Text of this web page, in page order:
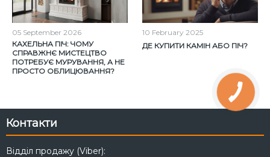
05 September 2026
КАХЕЛЬНА ПІЧ: ЧОМУ
СПРАВЖНЄ МИСТЕЦТВО
ПОТРЕБУЄ МУРУВАННЯ, А НЕ
ПРОСТО ОБЛИЦЮВАННЯ?
10 February 2025
ДЕ КУПИТИ КАМІН АБО ПІЧ?
Контакти
Відділ продажу (Viber):